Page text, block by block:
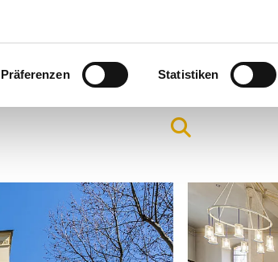
Präferenzen Statistiken
Arbeitsfelder & Angebote Hilfe &